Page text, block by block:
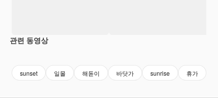
관련 동영상
sunset 일몰 해돋이 바닷가 sunrise 휴가